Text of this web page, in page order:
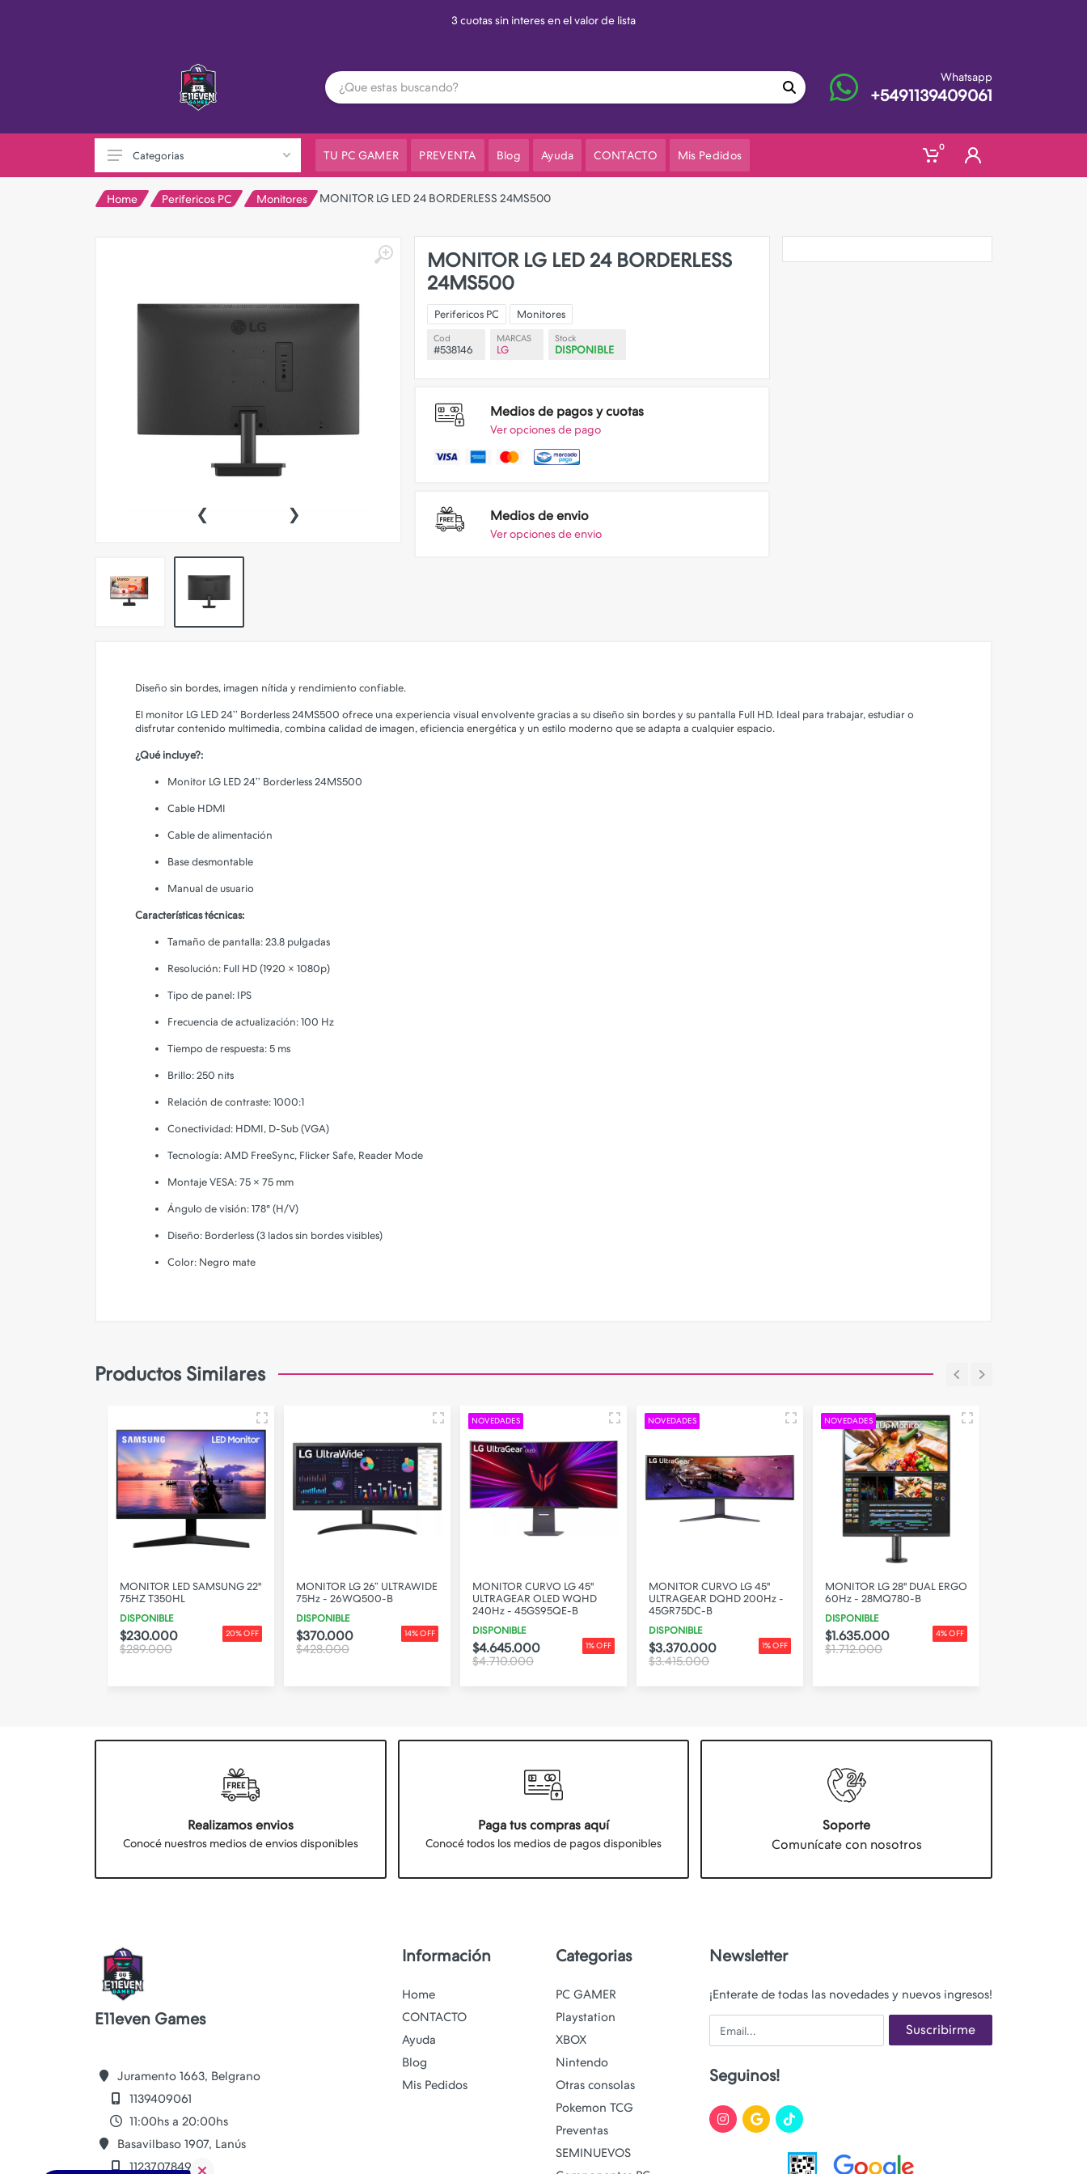
3 cuotas sin interes en el valor de lista
Whatsapp
+5491139409061
SEMINUEVOS
Perifericos PC
Camara de Seguridad
Gadgets
Categorias TU PC GAMER PREVENTA Blog Ayuda CONTACTO Mis Pedidos
0
Home Perifericos PC Monitores MONITOR LG LED 24 BORDERLESS 24MS500
‹ ›
MONITOR LG LED 24 BORDERLESS
24MS500
Perifericos PC Monitores
Cod
#538146
MARCAS
LG
Stock
DISPONIBLE
Medios de pagos y cuotas
Ver opciones de pago
Medios de envio
Ver opciones de envio
Diseño sin bordes, imagen nítida y rendimiento confiable.
El monitor LG LED 24’’ Borderless 24MS500 ofrece una experiencia visual envolvente gracias a su diseño sin bordes y su pantalla Full HD. Ideal para trabajar, estudiar o
disfrutar contenido multimedia, combina calidad de imagen, eficiencia energética y un estilo moderno que se adapta a cualquier espacio.
¿Qué incluye?:
Monitor LG LED 24’’ Borderless 24MS500
Cable HDMI
Cable de alimentación
Base desmontable
Manual de usuario
Características técnicas:
Tamaño de pantalla: 23.8 pulgadas
Resolución: Full HD (1920 × 1080p)
Tipo de panel: IPS
Frecuencia de actualización: 100 Hz
Tiempo de respuesta: 5 ms
Brillo: 250 nits
Relación de contraste: 1000:1
Conectividad: HDMI, D-Sub (VGA)
Tecnología: AMD FreeSync, Flicker Safe, Reader Mode
Montaje VESA: 75 × 75 mm
Ángulo de visión: 178° (H/V)
Diseño: Borderless (3 lados sin bordes visibles)
Color: Negro mate
Productos Similares
MONITOR LED SAMSUNG 22"
75HZ T350HL
DISPONIBLE
20% OFF
$230.000
$289.000
MONITOR LG 26” ULTRAWIDE
75Hz - 26WQ500-B
DISPONIBLE
14% OFF
$370.000
$428.000
NOVEDADES
MONITOR CURVO LG 45"
ULTRAGEAR OLED WQHD
240Hz - 45GS95QE-B
DISPONIBLE
1% OFF
$4.645.000
$4.710.000
NOVEDADES
MONITOR CURVO LG 45"
ULTRAGEAR DQHD 200Hz -
45GR75DC-B
DISPONIBLE
1% OFF
$3.370.000
$3.415.000
NOVEDADES
MONITOR LG 28" DUAL ERGO
60Hz - 28MQ780-B
DISPONIBLE
4% OFF
$1.635.000
$1.712.000
Realizamos envios
Conocé nuestros medios de envios disponibles
Paga tus compras aquí
Conocé todos los medios de pagos disponibles
Soporte
Comunícate con nosotros
E11even Games
Juramento 1663, Belgrano
1139409061
11:00hs a 20:00hs
Basavilbaso 1907, Lanús
1123707849
Información
Home
CONTACTO
Ayuda
Blog
Mis Pedidos
Categorias
PC GAMER
Playstation
XBOX
Nintendo
Otras consolas
Pokemon TCG
Preventas
SEMINUEVOS
Newsletter
¡Enterate de todas las novedades y nuevos ingresos!
Email Suscribirme
Seguinos!